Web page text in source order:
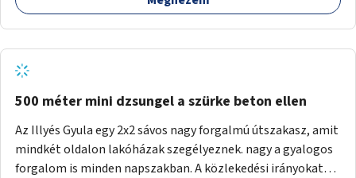
500 méter mini dzsungel a szürke beton ellen
Az Illyés Gyula egy 2x2 sávos nagy forgalmú útszakasz, amit
mindkét oldalon lakóházak szegélyeznek. nagy a gyalogos
forgalom is minden napszakban. A közlekedési irányokat